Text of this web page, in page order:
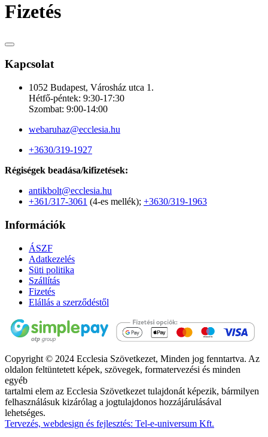
Fizetés
Kapcsolat
1052 Budapest, Városház utca 1.
Hétfő-péntek: 9:30-17:30
Szombat: 9:00-14:00
webaruhaz@ecclesia.hu
+3630/319-1927
Régiségek beadása/kifizetések:
antikbolt@ecclesia.hu
+361/317-3061 (4-es mellék); +3630/319-1963
Információk
ÁSZF
Adatkezelés
Süti politika
Szállítás
Fizetés
Elállás a szerződéstől
Copyright © 2024 Ecclesia Szövetkezet, Minden jog fenntartva. Az
oldalon feltüntetett képek, szövegek, formatervezési és minden
egyéb
tartalmi elem az Ecclesia Szövetkezet tulajdonát képezik, bármilyen
felhasználásuk kizárólag a jogtulajdonos hozzájárulásával
lehetséges.
Tervezés, webdesign és fejlesztés: Tel-e-universum Kft.